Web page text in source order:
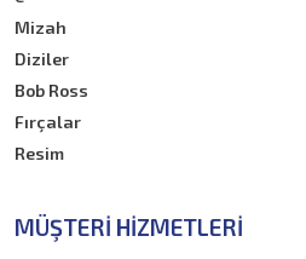
Hoby&Craft
Mizah
Diziler
Bob Ross
Fırçalar
Resim
MÜŞTERI HIZMETLERI